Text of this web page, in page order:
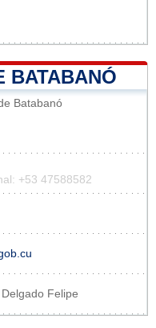
BATABANÓ
Batabanó
+53 47588582
Felipe